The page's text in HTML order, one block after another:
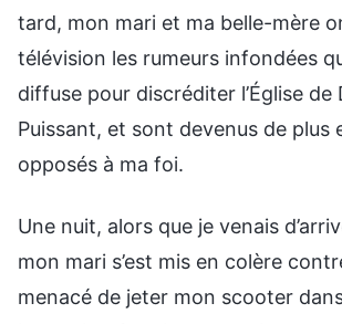
tard, mon mari et ma belle-mère
télévision les rumeurs infondées
diffuse pour discréditer l’Église de
Puissant, et sont devenus de plus
opposés à ma foi.
Une nuit, alors que je venais
mon mari s’est mis en colère
menacé de jeter mon scooter